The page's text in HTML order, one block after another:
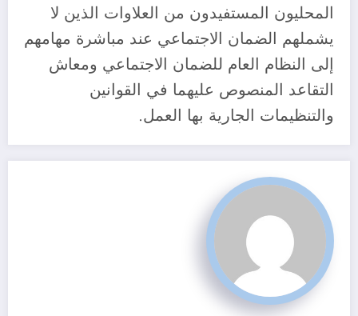
المحليون المستفيدون من العلاوات الذين لا
يشملهم الضمان الاجتماعي عند مباشرة مهامهم
إلى النظام العام للضمان الاجتماعي ومعاش
التقاعد المنصوص عليهما في القوانين
والتنظيمات الجارية بها العمل.